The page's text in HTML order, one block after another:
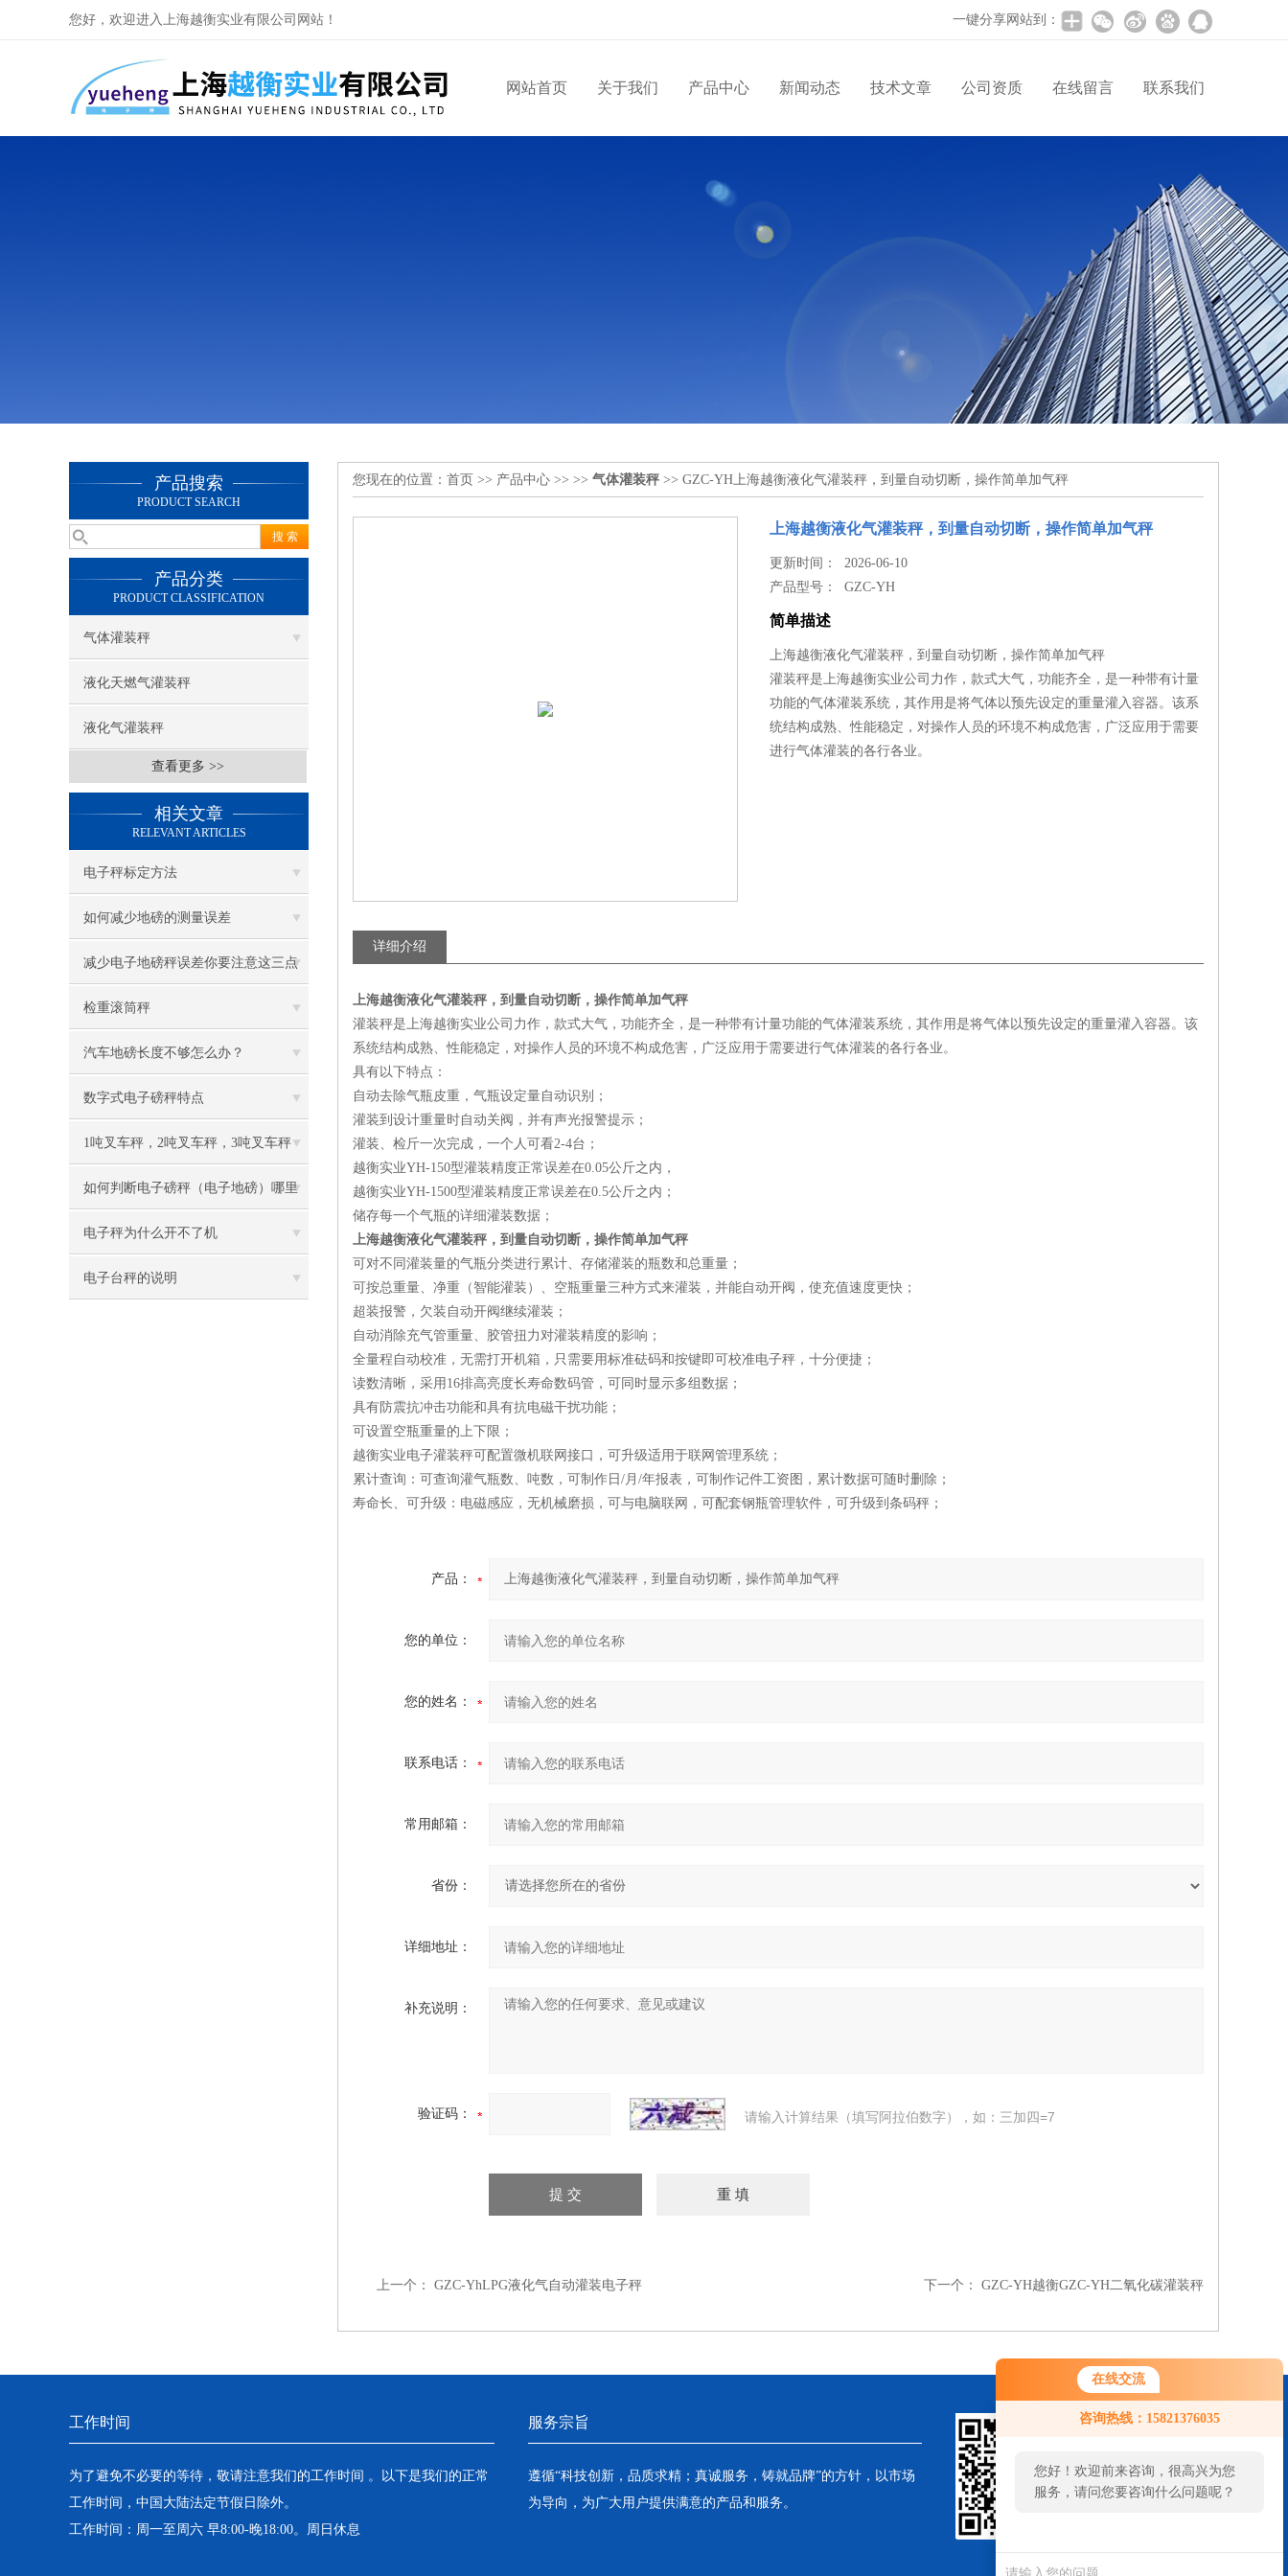
在线交流
咨询热线：15821376035
您好！欢迎前来咨询，很高兴为您
服务，请问您要咨询什么问题呢？
您好，欢迎进入上海越衡实业有限公司网站！ 一键分享网站到：
网站首页 关于我们 产品中心 新闻动态 技术文章 公司资质 在线留言 联系我们
产品搜索
PRODUCT SEARCH
产品分类
PRODUCT CLASSIFICATION
气体灌装秤
液化天燃气灌装秤
液化气灌装秤
查看更多 >>
相关文章
RELEVANT ARTICLES
电子秤标定方法
如何减少地磅的测量误差
减少电子地磅秤误差你要注意这三点
检重滚筒秤
汽车地磅长度不够怎么办？
数字式电子磅秤特点
1吨叉车秤，2吨叉车秤，3吨叉车秤
如何判断电子磅秤（电子地磅）哪里
出了问题？
电子秤为什么开不了机
电子台秤的说明
您现在的位置： 首页 >> 产品中心 >> >> 气体灌装秤 >> GZC-YH上海越衡液化气灌装秤，到量自动切断，操作简单加气秤
上海越衡液化气灌装秤，到量自动切断，操作简单加气秤
更新时间： 2026-06-10
产品型号：GZC-YH
简单描述
上海越衡液化气灌装秤，到量自动切断，操作简单加气秤
灌装秤是上海越衡实业公司力作，款式大气，功能齐全，是一种带有计量
功能的气体灌装系统，其作用是将气体以预先设定的重量灌入容器。该系
统结构成熟、性能稳定，对操作人员的环境不构成危害，广泛应用于需要
进行气体灌装的各行各业。
详细介绍
上海越衡液化气灌装秤，到量自动切断，操作简单加气秤
灌装秤是上海越衡实业公司力作，款式大气，功能齐全，是一种带有计量功能的气体灌装系统，其作用是将气体以预先设定的重量灌入容器。该
系统结构成熟、性能稳定，对操作人员的环境不构成危害，广泛应用于需要进行气体灌装的各行各业。
具有以下特点：
自动去除气瓶皮重，气瓶设定量自动识别；
灌装到设计重量时自动关阀，并有声光报警提示；
灌装、检斤一次完成，一个人可看2-4台；
越衡实业YH-150型灌装精度正常误差在0.05公斤之内，
越衡实业YH-1500型灌装精度正常误差在0.5公斤之内；
储存每一个气瓶的详细灌装数据；
上海越衡液化气灌装秤，到量自动切断，操作简单加气秤
可对不同灌装量的气瓶分类进行累计、存储灌装的瓶数和总重量；
可按总重量、净重（智能灌装）、空瓶重量三种方式来灌装，并能自动开阀，使充值速度更快；
超装报警，欠装自动开阀继续灌装；
自动消除充气管重量、胶管扭力对灌装精度的影响；
全量程自动校准，无需打开机箱，只需要用标准砝码和按键即可校准电子秤，十分便捷；
读数清晰，采用16排高亮度长寿命数码管，可同时显示多组数据；
具有防震抗冲击功能和具有抗电磁干扰功能；
可设置空瓶重量的上下限；
越衡实业电子灌装秤可配置微机联网接口，可升级适用于联网管理系统；
累计查询：可查询灌气瓶数、吨数，可制作日/月/年报表，可制作记件工资图，累计数据可随时删除；
寿命长、可升级：电磁感应，无机械磨损，可与电脑联网，可配套钢瓶管理软件，可升级到条码秤；
产品：
您的单位：
您的姓名：
联系电话：
常用邮箱：
省份：
详细地址：
补充说明：
验证码： 请输入计算结果（填写阿拉伯数字），如：三加四=7
上一个： GZC-YhLPG液化气自动灌装电子秤 下一个： GZC-YH越衡GZC-YH二氧化碳灌装秤
工作时间
为了避免不必要的等待，敬请注意我们的工作时间 。以下是我们的正常
工作时间，中国大陆法定节假日除外。
工作时间：周一至周六 早8:00-晚18:00。周日休息
服务宗旨
遵循“科技创新，品质求精；真诚服务，铸就品牌”的方针，以市场
为导向，为广大用户提供满意的产品和服务。